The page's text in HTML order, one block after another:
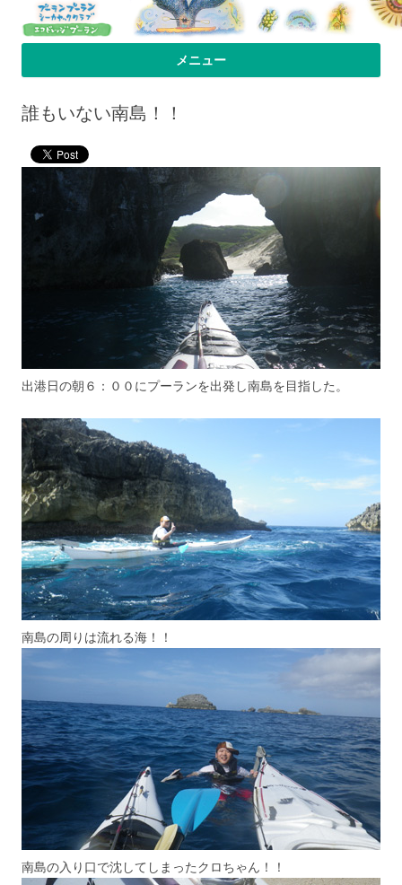
プーラン・プーラン｜小笠原父島 シ
ーカヤック 宿
小笠原父島のシーカヤックスクール＆ツアー「プーランプーランシーカ
ヤッククラブ」、森のコテージのお宿の「プーランビレッジ」のHPへよ
メニュー
誰もいない南島！！
出港日の朝６：００にプーランを出発し南島を目指した。
南島の周りは流れる海！！
南島の入り口で沈してしまったクロちゃん！！